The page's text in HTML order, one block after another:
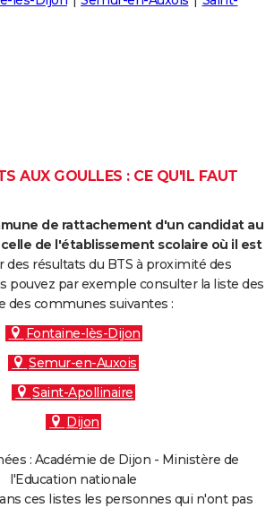
AUX GOULLES : CE QU'IL FAUT
de rattachement d'un candidat au
de l'établissement scolaire où il est
des résultats du BTS à proximité des
pouvez par exemple consulter la liste des
des communes suivantes :
Fontaine-lès-Dijon
Semur-en-Auxois
Saint-Apollinaire
Dijon
: Académie de Dijon - Ministère de
l'Education nationale
ces listes les personnes qui n'ont pas